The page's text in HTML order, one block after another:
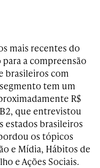
mais recentes do
a compreensão
brasileiros com
tem um
R$
que entrevistou
estados brasileiros
os tópicos
e Mídia, Hábitos de
e Ações Sociais.